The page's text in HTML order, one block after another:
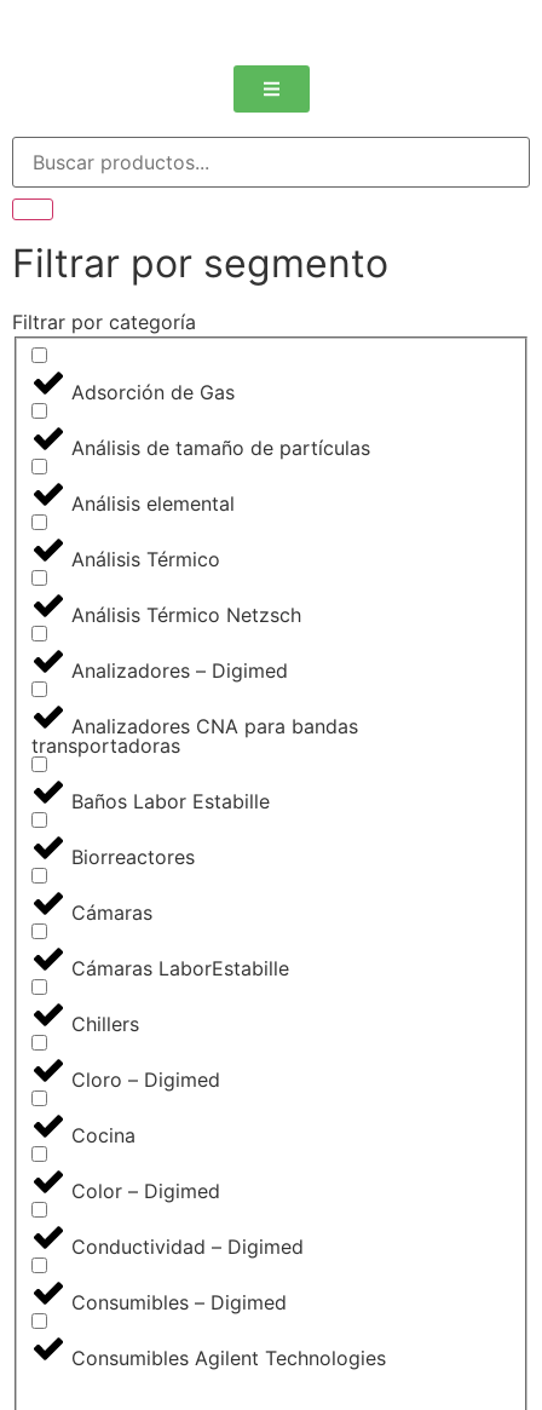
Filtrar por segmento
Filtrar por categoría
Adsorción de Gas
Análisis de tamaño de partículas
Análisis elemental
Análisis Térmico
Análisis Térmico Netzsch
Analizadores – Digimed
Analizadores CNA para bandas
transportadoras
Baños Labor Estabille
Biorreactores
Cámaras
Cámaras LaborEstabille
Chillers
Cloro – Digimed
Cocina
Color – Digimed
Conductividad – Digimed
Consumibles – Digimed
Consumibles Agilent Technologies